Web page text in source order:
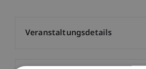
Veranstaltungsdetails